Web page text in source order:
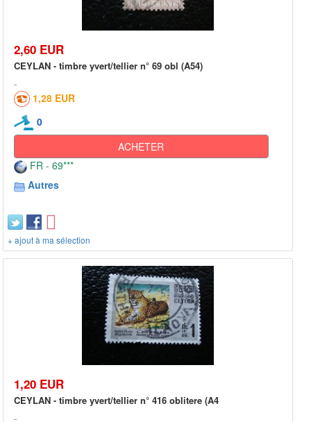
2,60 EUR
CEYLAN - timbre yvert/tellier n° 69 obl (A54)
1,28 EUR
0
ACHETER
FR - 69***
Autres
+ ajout à ma sélection
1,20 EUR
CEYLAN - timbre yvert/tellier n° 416 oblitere (A4